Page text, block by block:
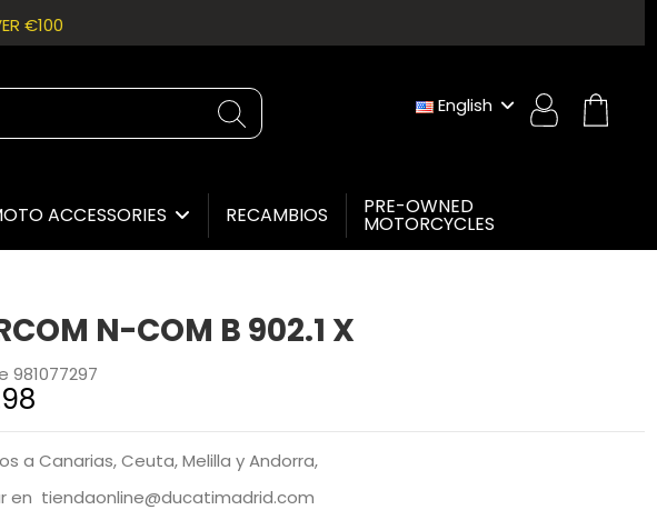
€100
English
ACCESSORIES RECAMBIOS PRE-OWNED
MOTORCYCLES
N-COM B 902.1 X
981077297
a Canarias, Ceuta, Melilla y Andorra,
en tiendaonline@ducatimadrid.com